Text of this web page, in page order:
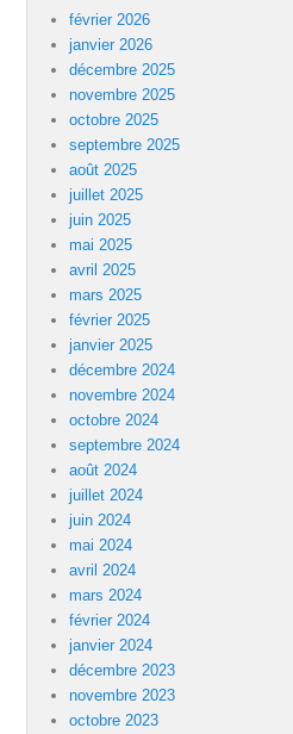
février 2026
janvier 2026
décembre 2025
novembre 2025
octobre 2025
septembre 2025
août 2025
juillet 2025
juin 2025
mai 2025
avril 2025
mars 2025
février 2025
janvier 2025
décembre 2024
novembre 2024
octobre 2024
septembre 2024
août 2024
juillet 2024
juin 2024
mai 2024
avril 2024
mars 2024
février 2024
janvier 2024
décembre 2023
novembre 2023
octobre 2023